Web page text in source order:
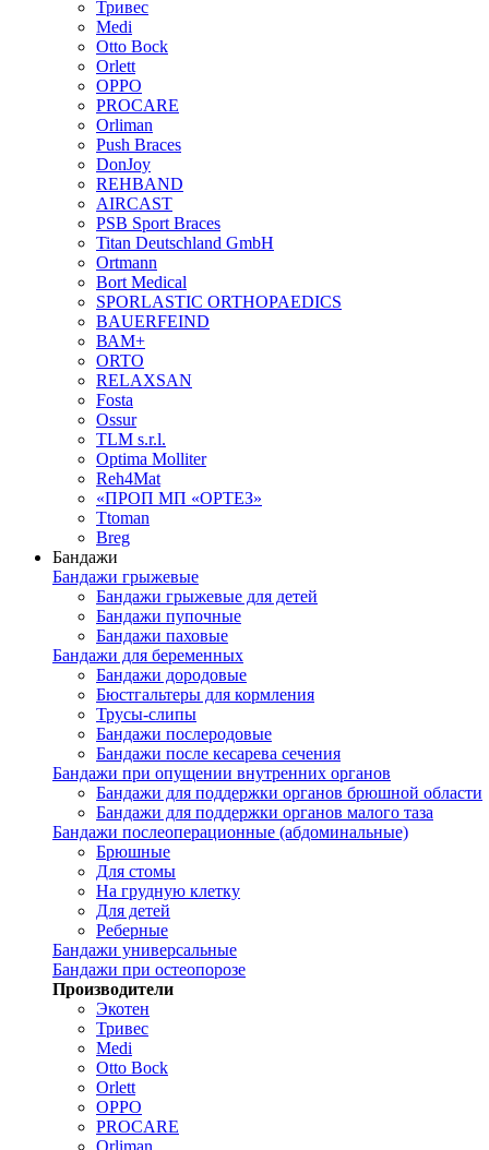
Тривес
Medi
Otto Bock
Orlett
OPPO
PROCARE
Orliman
Push Braces
DonJoy
REHBAND
AIRCAST
PSB Sport Braces
Titan Deutschland GmbH
Ortmann
Bort Medical
SPORLASTIC ORTHOPAEDICS
BAUERFEIND
ВАМ+
ORTO
RELAXSAN
Fosta
Ossur
TLM s.r.l.
Optima Molliter
Reh4Mat
«ПРОП МП «ОРТЕЗ»
Ttoman
Breg
Бандажи
Бандажи грыжевые
Бандажи грыжевые для детей
Бандажи пупочные
Бандажи паховые
Бандажи для беременных
Бандажи дородовые
Бюстгальтеры для кормления
Трусы-слипы
Бандажи послеродовые
Бандажи после кесарева сечения
Бандажи при опущении внутренних органов
Бандажи для поддержки органов брюшной области
Бандажи для поддержки органов малого таза
Бандажи послеоперационные (абдоминальные)
Брюшные
Для стомы
На грудную клетку
Для детей
Реберные
Бандажи универсальные
Бандажи при остеопорозе
Производители
Экотен
Тривес
Medi
Otto Bock
Orlett
OPPO
PROCARE
Orliman